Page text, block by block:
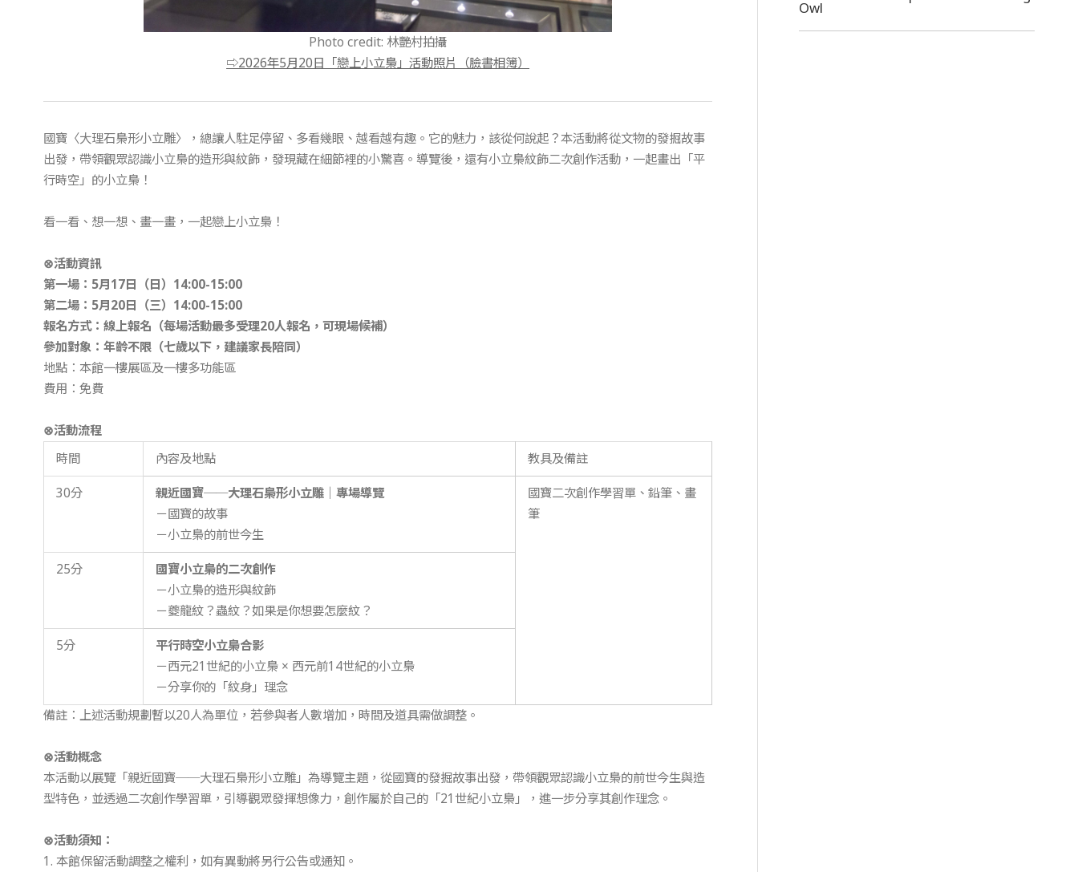
Photo credit: 林艷村拍攝
⇨2026年5月20日「戀上小立梟」活動照片（臉書相簿）
國寶〈大理石梟形小立雕〉，總讓人駐足停留、多看幾眼、越看越有趣。它的魅力，該從何說起？本活動將從文物的發掘故事
出發，帶領觀眾認識小立梟的造形與紋飾，發現藏在細節裡的小驚喜。導覽後，還有小立梟紋飾二次創作活動，一起畫出「平
行時空」的小立梟！
看一看、想一想、畫一畫，一起戀上小立梟！
⊗活動資訊
第一場：5月17日（日）14:00-15:00
第二場：5月20日（三）14:00-15:00
報名方式：線上報名（每場活動最多受理20人報名，可現場候補）
參加對象：年齡不限（七歲以下，建議家長陪同）
地點：本館一樓展區及一樓多功能區
費用：免費
⊗活動流程
時間
內容及地點 教具及備註
30分 親近國寶──大理石梟形小立雕｜ 專場導覽
－國寶的故事
－小立梟的前世今生
國寶二次創作學習單、鉛筆、畫
筆
25分
國寶小立梟的二次創作
－小立梟的造形與紋飾
－夔龍紋？蟲紋？如果是你想要怎麼紋？
5分
平行時空小立梟合影
－西元21世紀的小立梟 × 西元前14世紀的小立梟
－分享你的「紋身」理念
備註：上述活動規劃暫以20人為單位，若參與者人數增加，時間及道具需做調整。
⊗活動概念
本活動以展覽「親近國寶──大理石梟形小立雕」為導覽主題，從國寶的發掘故事出發，帶領觀眾認識小立梟的前世今生與造
型特色，並透過二次創作學習單，引導觀眾發揮想像力，創作屬於自己的「21世紀小立梟」，進一步分享其創作理念。
⊗活動須知：
1. 本館保留活動調整之權利，如有異動將另行公告或通知。
Owl